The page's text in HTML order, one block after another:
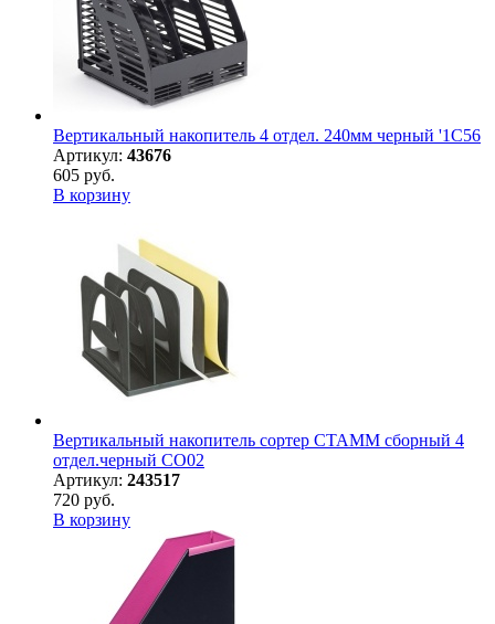
Вертикальный накопитель 4 отдел. 240мм черный '1С56
Артикул: 43676
605 руб.
В корзину
Вертикальный накопитель сортер СТАММ сборный 4
отдел.черный СО02
Артикул: 243517
720 руб.
В корзину